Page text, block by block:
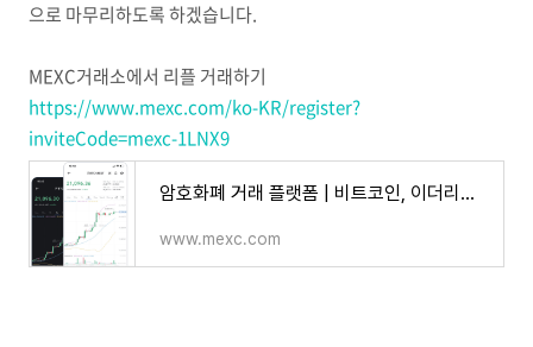
으로 마무리하도록 하겠습니다.
MEXC거래소에서 리플 거래하기
https://www.mexc.com/ko-KR/register?
inviteCode=mexc-1LNX9
암호화폐 거래 플랫폼 | 비트코인, 이더리움, 알트코인, NFT, DeFi 구매 | MEXC
www.mexc.com